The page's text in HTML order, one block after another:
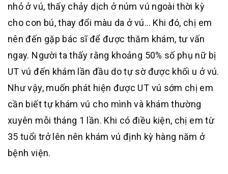
nhỏ ở vú, thấy chảy dịch ở núm vú ngoài thời kỳ
cho con bú, thay đổi màu da ở vú… Khi đó, chị em
nên đến gặp bác sĩ để được thăm khám, tư vấn
ngay. Người ta thấy rằng khoảng 50% số phụ nữ bị
UT vú đến khám lần đầu do tự sờ được khối u ở vú.
Như vậy, muốn phát hiện được UT vú sớm chị em
cần biết tự khám vú cho mình và khám thường
xuyên mỗi tháng 1 lần. Khi có điều kiện, chị em từ
35 tuổi trở lên nên khám vú định kỳ hàng năm ở
bệnh viện.